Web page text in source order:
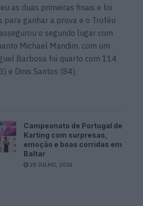
as duas primeiras finais e foi
ganhar a prova e o Troféu
o segundo lugar com
Michael Mandim, com um
Barbosa foi quarto com 114
e Dinis Santos (84).
Campeonato de Portugal de
Karting com surpresas,
emoção e boas corridas em
Baltar
20 JULHO, 2026